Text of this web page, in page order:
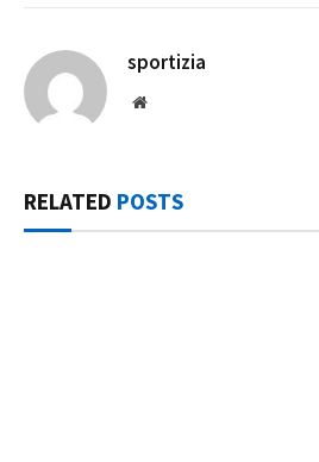
sportizia
Website
RELATED POSTS